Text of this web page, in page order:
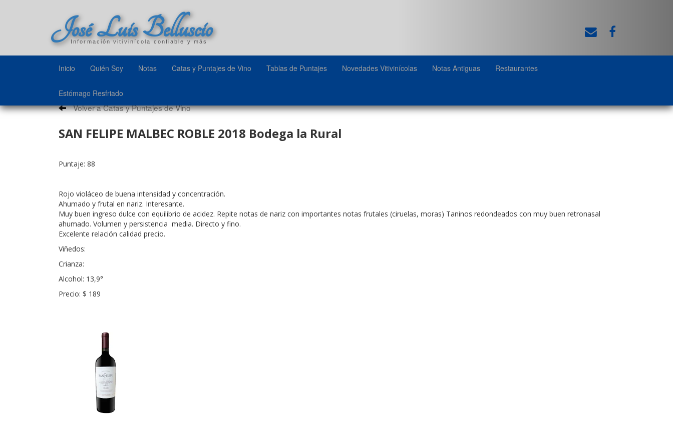
José Luis Belluscio
Información vitivinícola confiable y más
Inicio Quién Soy Notas Catas y Puntajes de Vino Tablas de Puntajes Novedades Vitivinícolas Notas Antiguas Restaurantes
Estómago Resfriado
Volver a Catas y Puntajes de Vino
SAN FELIPE MALBEC ROBLE 2018 Bodega la Rural
Puntaje: 88
Rojo violáceo de buena intensidad y concentración.
Ahumado y frutal en nariz. Interesante.
Muy buen ingreso dulce con equilibrio de acidez. Repite notas de nariz con importantes notas frutales (ciruelas, moras) Taninos redondeados con muy buen retronasal
ahumado. Volumen y persistencia media. Directo y fino.
Excelente relación calidad precio.
Viñedos:
Crianza:
Alcohol: 13,9°
Precio: $ 189